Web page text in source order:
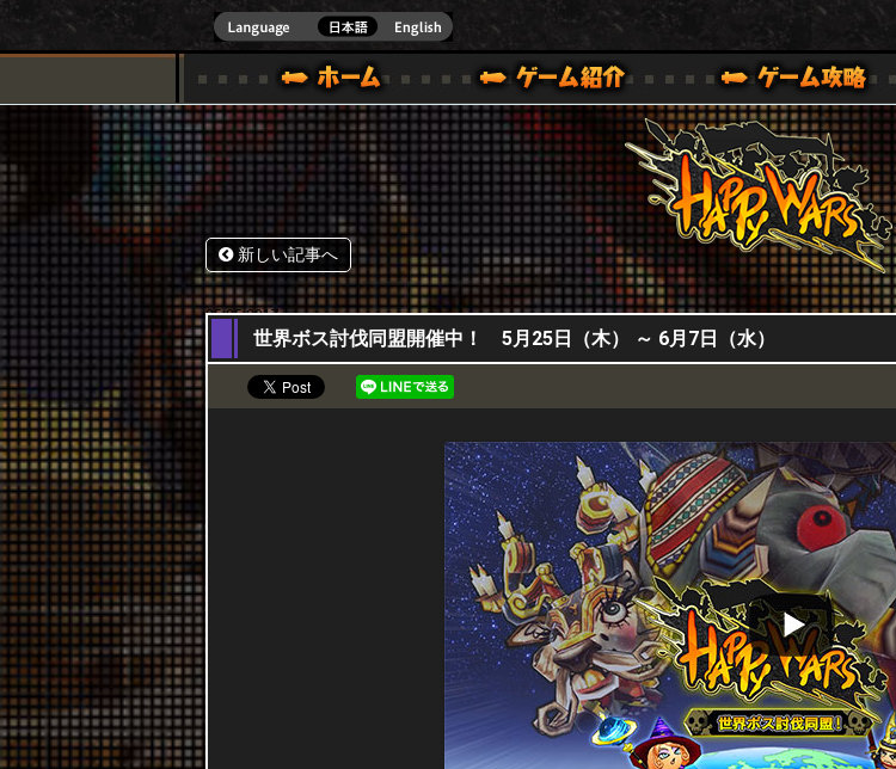
HappyWars
)公式サイト [ XBOX 360,XBOX ONE VER.]
ゲームガイド
スペシャル｜HAPPY WARS(ハッピーウォーズ)公式サイト [ XBOX 360,XBOX ONE VER.]
サポート | HAPPY WARS(ハッピーウォーズ)公式サイト [ XBOX 360,XBOX ONE VER.]
新しい記事へ
25,05,2017
世界ボス討伐同盟開催中！ 5月25日（木） ～ 6月7日（水）